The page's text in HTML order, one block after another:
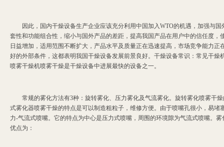
因此，国内干燥设备生产企业应该充分利用中国加入WTO的机遇，加强与国
套性和功能组合性，缩小与国外产品的差距，提高我国产品在用户中的信任度
日益增加，适用范围不断扩大，产品水平及质量正在迅速提高，市场竞争能力
好的外部条件，这都表明我国干燥设备发展前景良好。干燥设备常识：常见干
喷雾干燥机喷雾干燥是干燥设备中进展最快的设备之一。
常规的雾化方法有3种：旋转雾化、压力雾化及气流雾化。旋转雾化喷雾干燥
式雾化器喷雾干燥的特点是可以制造粗粒子，维修方便。由于喷嘴孔很小，易
力-气流式喷嘴。它的特点为中心是压力式喷嘴，周围的环境隙为气流式喷嘴。
优点为：